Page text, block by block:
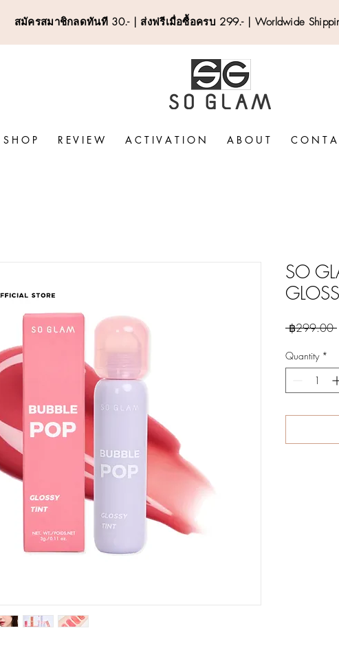
สมัครสมาชิกลดทันที 30.- | ส่งฟรีเมื่อซื้อครบ 299.- | Worldwide
S H O P R E V I E W A C T I V A T I O N A B O U T C O N T A
SO
฿299.00
Quantity *